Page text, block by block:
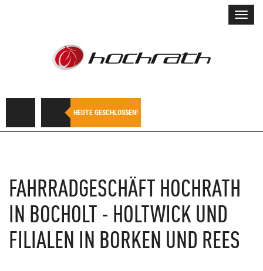
HEUTE GESCHLOSSEN!
FAHRRADGESCHÄFT HOCHRATH
IN BOCHOLT - HOLTWICK UND
FILIALEN IN BORKEN UND REES